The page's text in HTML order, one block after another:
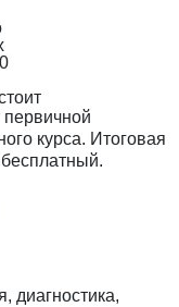
курса. Итоговая
диагностика,